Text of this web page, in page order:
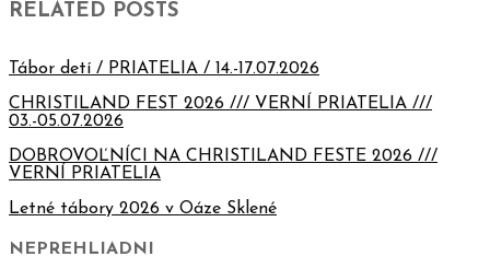
RELATED POSTS
Tábor detí / PRIATELIA / 14.-17.07.2026
CHRISTILAND FEST 2026 /// VERNÍ PRIATELIA ///
03.-05.07.2026
DOBROVOĽNÍCI NA CHRISTILAND FESTE 2026 ///
VERNÍ PRIATELIA
Letné tábory 2026 v Oáze Sklené
NEPREHLIADNI